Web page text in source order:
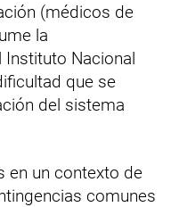
(médicos de
la
Instituto Nacional
que se
del sistema
en un contexto de
comunes